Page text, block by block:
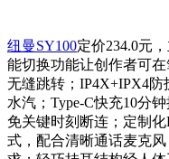
纽曼SY100定价234.0元
能切换功能让创作者可
无缝跳转；IP4X+IPX4
水汽；Type-C快充10分
免关键时刻断连；定制
式，配合清晰通话麦克